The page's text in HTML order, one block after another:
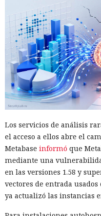
Los servicios de análisis
el acceso a ellos abre el
Metabase informó que
mediante una
en las versiones 1.58 y
vectores de entrada
ya actualizó las instancias